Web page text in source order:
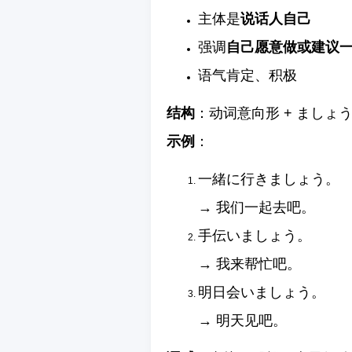
主体是说话人自己
强调 自己愿意做或建议
语气肯定、积极
结构 ：动词意向形 + ましょう
示例 ：
一緒に行きましょう。
→ 我们一起去吧。
手伝いましょう。
→ 我来帮忙吧。
明日会いましょう。
→ 明天见吧。